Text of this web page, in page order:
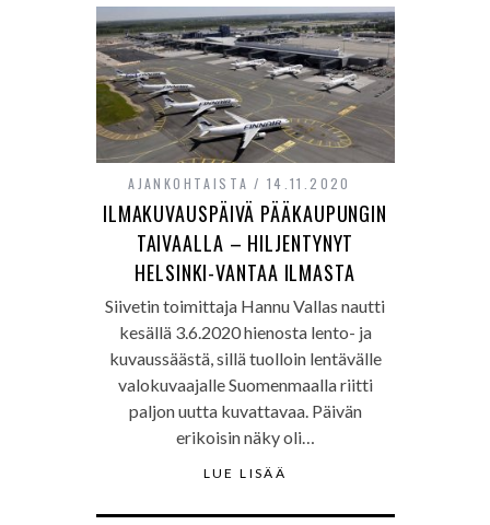
AJANKOHTAISTA 14.11.2020
ILMAKUVAUSPÄIVÄ PÄÄKAUPUNGIN
TAIVAALLA – HILJENTYNYT
HELSINKI-VANTAA ILMASTA
Siivetin toimittaja Hannu Vallas nautti
kesällä 3.6.2020 hienosta lento- ja
kuvaussäästä, sillä tuolloin lentävälle
valokuvaajalle Suomenmaalla riitti
paljon uutta kuvattavaa. Päivän
erikoisin näky oli…
LUE LISÄÄ